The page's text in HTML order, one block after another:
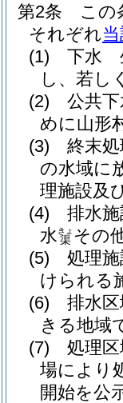
第2条
この
それぞれ
(1)
下水
し、若し
(2)
公共
めに山形
(3)
終末
の水域に
理施設及
(4)
排水
水 渠
きょ その
(5)
処理
けられる
(6)
排水
きる地域
(7)
処理
場により
開始を公